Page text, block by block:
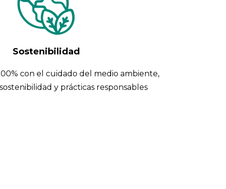
Sostenibilidad
con el cuidado del medio ambiente,
y prácticas responsables